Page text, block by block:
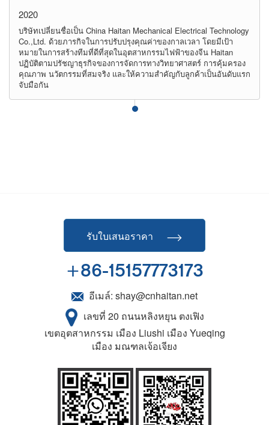
2020
บริษัทเปลี่ยนชื่อเป็น China Haitan Mechanical Electrical Technology
Co.,Ltd. ด้วยภารกิจในการปรับปรุงคุณค่าของกาลเวลา โดยมีเป้า
หมายในการสร้างทีมที่ดีที่สุดในอุตสาหกรรมไฟฟ้าของจีน Haitan
ปฏิบัติตามปรัชญาธุรกิจของการจัดการทางวิทยาศาสตร์ การคุ้มครอง
คุณภาพ นวัตกรรมที่สมจริง และให้ความสำคัญกับลูกค้าเป็นอันดับแรก
จับมือกัน
รับใบเสนอราคา
+86-15157773173
อีเมล์: shay@cnhaitan.net
เลขที่ 20 ถนนหลิงหยุน ตงเฟิง
เขตอุตสาหกรรม เมือง Liushi เมือง Yueqing
เมือง มณฑลเจ้อเจียง